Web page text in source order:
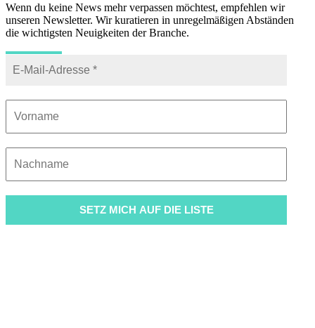
Wenn du keine News mehr verpassen möchtest, empfehlen wir
unseren Newsletter. Wir kuratieren in unregelmäßigen Abständen
die wichtigsten Neuigkeiten der Branche.